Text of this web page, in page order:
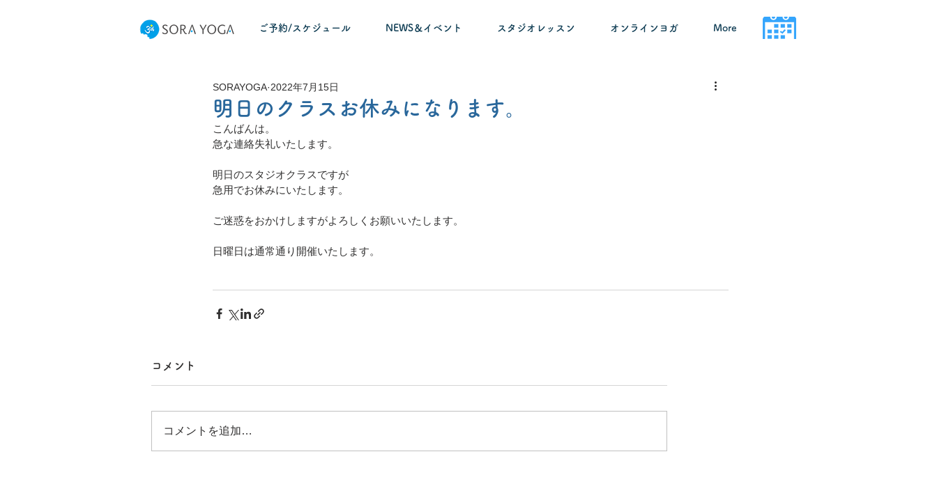
ご予約/スケジュール NEWS＆イベント スタジオレッスン オンラインヨガ More
明日のクラスお休みになります。
SORAYOGA 2022年7月15日
こんばんは。
急な連絡失礼いたします。
明日のスタジオクラスですが
急用でお休みにいたします。
ご迷惑をおかけしますがよろしくお願いいたします。
日曜日は通常通り開催いたします。
コメント
コメントを追加…